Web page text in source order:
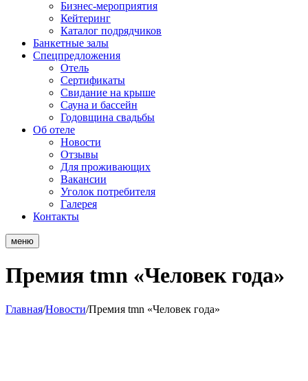
Бизнес-мероприятия
Кейтеринг
Каталог подрядчиков
Банкетные залы
Спецпредложения
Отель
Сертификаты
Свидание на крыше
Сауна и бассейн
Годовщина свадьбы
Об отеле
Новости
Отзывы
Для проживающих
Вакансии
Уголок потребителя
Галерея
Контакты
меню
Премия tmn «Человек года»
Главная/Новости/Премия tmn «Человек года»